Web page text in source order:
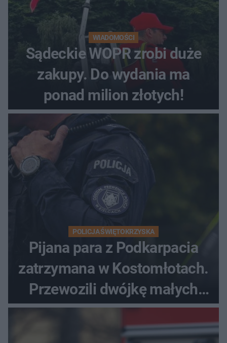
WIADOMOŚCI
Sądeckie WOPR zrobi duże
zakupy. Do wydania ma
ponad milion złotych!
POLICJA ŚWIĘTOKRZYSKA
Pijana para z Podkarpacia
zatrzymana w Kostomłotach.
Przewozili dwójkę małych
dzieci